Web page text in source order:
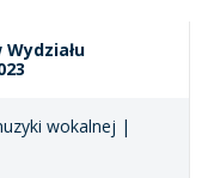
wokalnej |